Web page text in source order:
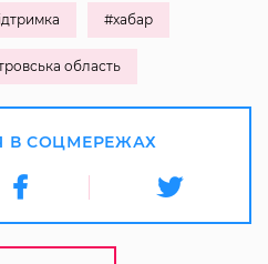
#хабар
область
В СОЦМЕРЕЖАХ